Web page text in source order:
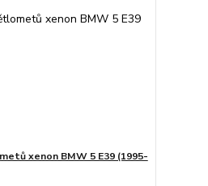
xenon BMW 5 E39 (1995-